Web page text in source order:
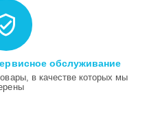
обслуживание
в качестве которых мы